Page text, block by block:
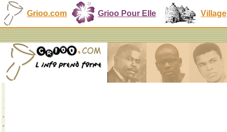
Grioo.com Grioo Pour Elle Village